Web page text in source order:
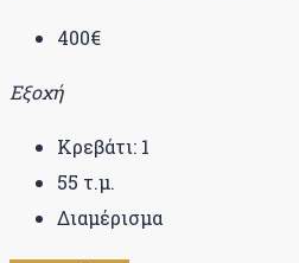
400€
Εξοχή
Κρεβάτι: 1
55 τ.μ.
Διαμέρισμα